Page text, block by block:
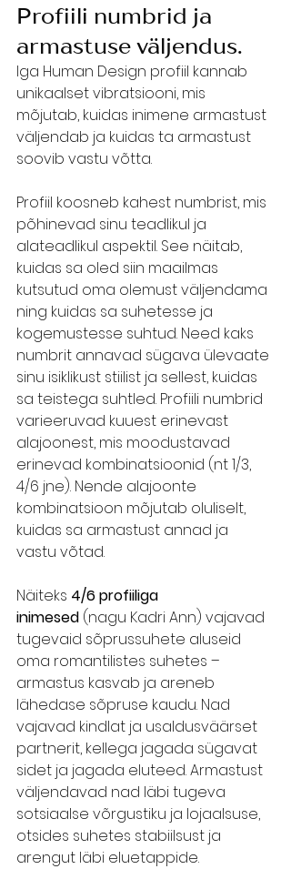
Profiili numbrid ja
armastuse väljendus.
Iga Human Design profiil kannab
unikaalset vibratsiooni, mis
mõjutab, kuidas inimene armastust
väljendab ja kuidas ta armastust
soovib vastu võtta.
Profiil koosneb kahest numbrist, mis
põhinevad sinu teadlikul ja
alateadlikul aspektil. See näitab,
kuidas sa oled siin maailmas
kutsutud oma olemust väljendama
ning kuidas sa suhetesse ja
kogemustesse suhtud. Need kaks
numbrit annavad sügava ülevaate
sinu isiklikust stiilist ja sellest, kuidas
sa teistega suhtled. Profiili numbrid
varieeruvad kuuest erinevast
alajoonest, mis moodustavad
erinevad kombinatsioonid (nt 1/3,
4/6 jne). Nende alajoonte
kombinatsioon mõjutab oluliselt,
kuidas sa armastust annad ja
vastu võtad.
Näiteks 4/6 profiiliga
inimesed (nagu Kadri Ann) vajavad
tugevaid sõprussuhete aluseid
oma romantilistes suhetes –
armastus kasvab ja areneb
lähedase sõpruse kaudu. Nad
vajavad kindlat ja usaldusväärset
partnerit, kellega jagada sügavat
sidet ja jagada eluteed. Armastust
väljendavad nad läbi tugeva
sotsiaalse võrgustiku ja lojaalsuse,
otsides suhetes stabiilsust ja
arengut läbi eluetappide.